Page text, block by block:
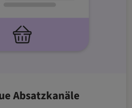
Absatzkanäle